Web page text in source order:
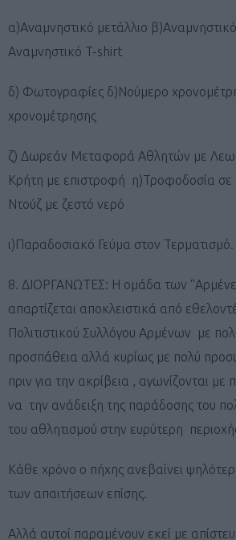
α)Αναμνηστικό μετάλλιο
Αναμνηστικό T-shirt
δ) Φωτογραφίες δ)Νούμερο
χρονομέτρησης
ζ) Δωρεάν Μεταφορά Αθλητών με
Κρήτη με επιστροφή η)Τροφοδοσία σε
Ντούζ με ζεστό νερό
ι)Παραδοσιακό Γεύμα στον Τερματισμό.
8. ΔΙΟΡΓΑΝΩΤΕΣ: Η ομάδα των
απαρτίζεται αποκλειστικά από
Πολιτιστικού Συλλόγου Αρμένων με
προσπάθεια αλλά κυρίως με πολύ
πριν για την ακρίβεια , αγωνίζονται με
να την ανάδειξη της παράδοσης του
του αθλητισμού στην ευρύτερη
Κάθε χρόνο ο πήχης ανεβαίνει
των απαιτήσεων επίσης.
Αλλά αυτοί παραμένουν εκεί με